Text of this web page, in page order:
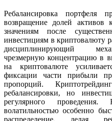
Ребалансировка портфеля
возвращение долей активов
значениям после
инвестициям в криптовалюту
дисциплинирующий
чрезмерную концентрацию в
на криптовалюте
фиксации части прибыли
пропорций.
ребалансировки, но
регулярного
волатильностью особенно
распределение, делая